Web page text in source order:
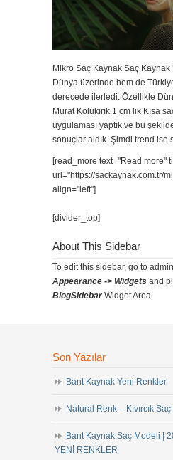
Mikro Saç Kaynak Saç Kaynak
Dünya üzerinde hem de
derecede ilerledi. Özellikle
Murat Kolukırık 1 cm lik Kısa
uygulaması yaptık ve bu
sonuçlar aldık. Şimdi trend ise
[read_more text="Read more"
url="https://sackaynak.com.tr/
align="left"]
[divider_top]
About This Sidebar
To edit this sidebar, go to
Appearance -> Widgets and
BlogSidebarWidget Area
Son Yazılar
Bant Kaynak Yeni Renkler
Natural Renk – Kıvırcık
Bant Kaynak Saç Modeli |
YENİ RENKLER